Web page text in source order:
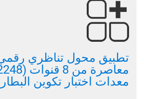
تطبيق محول تناظري
معدات اختبار تكوين